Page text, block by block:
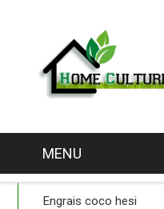
MENU
Engrais coco hesi